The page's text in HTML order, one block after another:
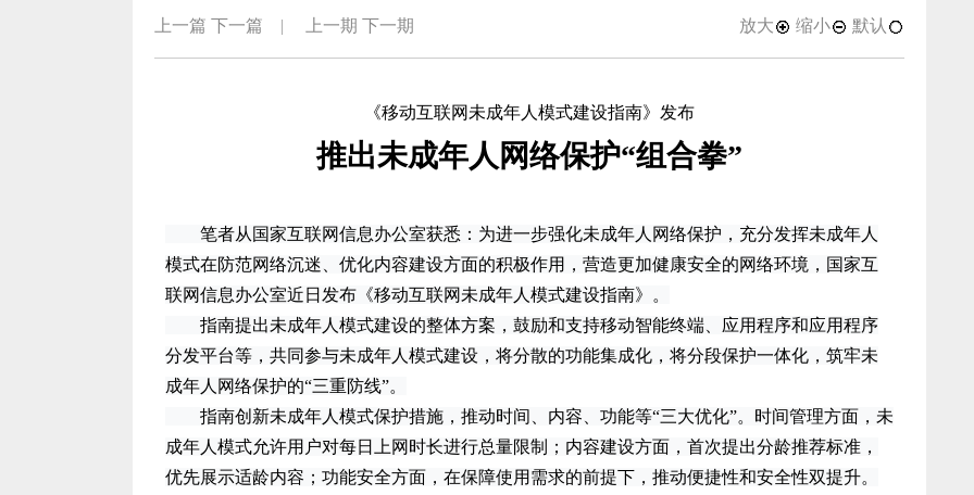
上一篇 下一篇 | 上一期 下一期 放大 缩小 默认
《移动互联网未成年人模式建设指南》发布
推出未成年人网络保护“组合拳”
笔者从国家互联网信息办公室获悉：为进一步强化未成年人网络保护，充分发挥未成年人
模式在防范网络沉迷、优化内容建设方面的积极作用，营造更加健康安全的网络环境，国家互
联网信息办公室近日发布《移动互联网未成年人模式建设指南》。
指南提出未成年人模式建设的整体方案，鼓励和支持移动智能终端、应用程序和应用程序
分发平台等，共同参与未成年人模式建设，将分散的功能集成化，将分段保护一体化，筑牢未
成年人网络保护的“三重防线”。
指南创新未成年人模式保护措施，推动时间、内容、功能等“三大优化”。时间管理方面，未
成年人模式允许用户对每日上网时长进行总量限制；内容建设方面，首次提出分龄推荐标准，
优先展示适龄内容；功能安全方面，在保障使用需求的前提下，推动便捷性和安全性双提升。